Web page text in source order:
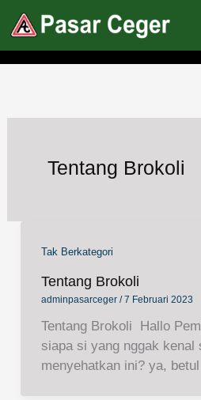
Lewati
ke
konten
Tentang Brokoli
Tak Berkategori
Tentang Brokoli
adminpasarceger /7 Februari 2023
Tentang Brokoli Hallo
siapa si yang nggak kenal
menyehatkan ini? ya,